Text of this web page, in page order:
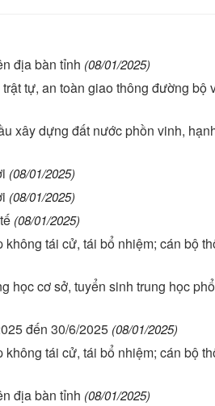
địa bàn tỉnh (08/01/2025)
tự, an toàn giao thông đường bộ
xây dựng đất nước phồn vinh,
(08/01/2025)
(08/01/2025)
(08/01/2025)
tái cử, tái bổ nhiệm; cán bộ
học cơ sở, tuyển sinh trung học
đến 30/6/2025 (08/01/2025)
tái cử, tái bổ nhiệm; cán bộ
địa bàn tỉnh (08/01/2025)